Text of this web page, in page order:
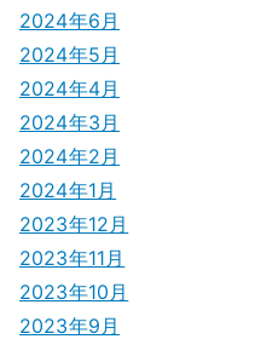
2024年6月
2024年5月
2024年4月
2024年3月
2024年2月
2024年1月
2023年12月
2023年11月
2023年10月
2023年9月